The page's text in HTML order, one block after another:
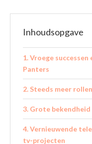
Inhoudsopgave
Vroege
Panters
Steeds meer
Grote
Vernieuwende
tv-projecten